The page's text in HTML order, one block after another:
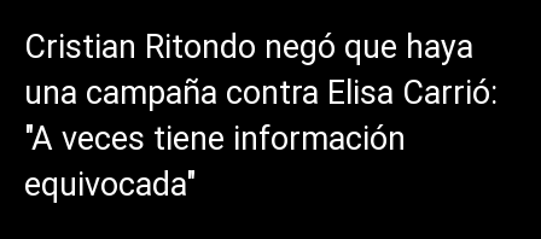
Cristian Ritondo negó que haya
una campaña contra Elisa Carrió:
"A veces tiene información
equivocada"